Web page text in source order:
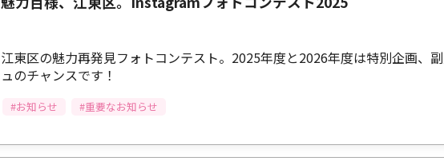
江東区の魅力再発見フォトコンテスト。2025年度と2026年度は特別企画、
ュのチャンスです！
#お知らせ #重要なお知らせ